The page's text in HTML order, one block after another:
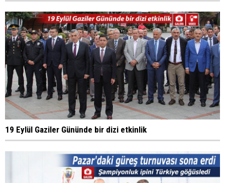
19 Eylül Gaziler Gününde bir dizi etkinlik